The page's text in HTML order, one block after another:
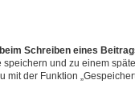
Schreiben eines
und zu einem
der Funktion